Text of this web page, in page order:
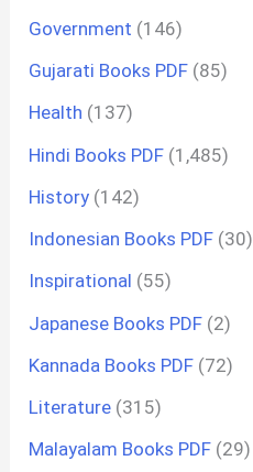
Government (146)
Gujarati Books PDF (85)
Health (137)
Hindi Books PDF (1,485)
History (142)
Indonesian Books PDF (30)
Inspirational (55)
Japanese Books PDF (2)
Kannada Books PDF (72)
Literature (315)
Malayalam Books PDF (29)